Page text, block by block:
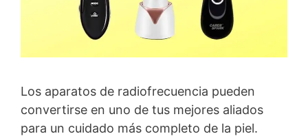
Los aparatos de radiofrecuencia pueden
convertirse en uno de tus mejores aliados
para un cuidado más completo de la piel.